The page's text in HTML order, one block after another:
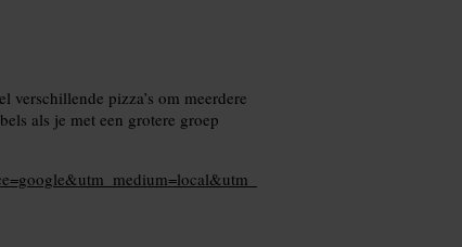
pizza’s om meerdere
als je met een grotere groep